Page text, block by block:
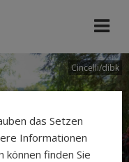
Cincelli/dibk
das Setzen
Informationen
können finden Sie